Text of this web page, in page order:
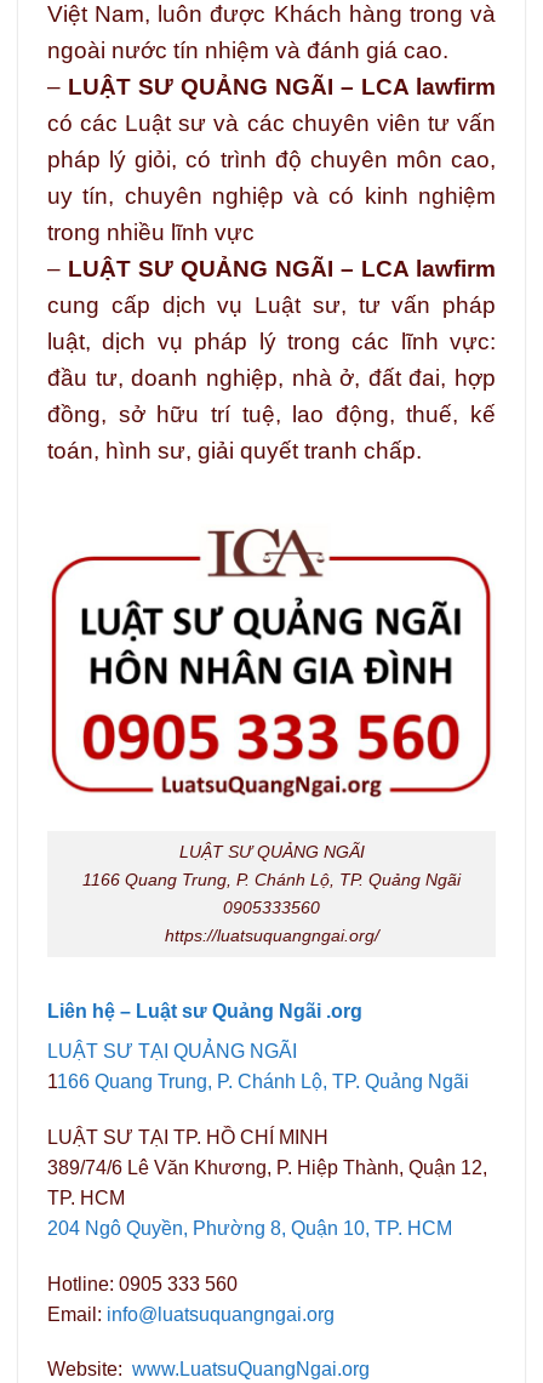
Việt Nam, luôn được Khách hàng trong và
ngoài nước tín nhiệm và đánh giá cao.
– LUẬT SƯ QUẢNG NGÃI – LCA lawfirm
có các Luật sư và các chuyên viên tư vấn
pháp lý giỏi, có trình độ chuyên môn cao,
uy tín, chuyên nghiệp và có kinh nghiệm
trong nhiều lĩnh vực
– LUẬT SƯ QUẢNG NGÃI – LCA lawfirm
cung cấp dịch vụ Luật sư, tư vấn pháp
luật, dịch vụ pháp lý trong các lĩnh vực:
đầu tư, doanh nghiệp, nhà ở, đất đai, hợp
đồng, sở hữu trí tuệ, lao động, thuế, kế
toán, hình sư, giải quyết tranh chấp.
LUẬT SƯ QUẢNG NGÃI
1166 Quang Trung, P. Chánh Lộ, TP. Quảng Ngãi
0905333560
https://luatsuquangngai.org/
Liên hệ – Luật sư Quảng Ngãi .org
LUẬT SƯ TẠI QUẢNG NGÃI
1166 Quang Trung, P. Chánh Lộ, TP. Quảng Ngãi
LUẬT SƯ TẠI TP. HỒ CHÍ MINH
389/74/6 Lê Văn Khương, P. Hiệp Thành, Quận 12,
TP. HCM
204 Ngô Quyền, Phường 8, Quận 10, TP. HCM
Hotline: 0905 333 560
Email: info@luatsuquangngai.org
Website: www.LuatsuQuangNgai.org